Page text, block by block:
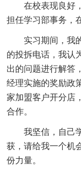
在校表现良好
担任学习部事务，
实习期间，我
的投拆电话，我认
出的问题进行解答
经理实施的奖励政
家加盟客户开分店
合作。
我坚信，自己
获，请给我一个机
份力量。